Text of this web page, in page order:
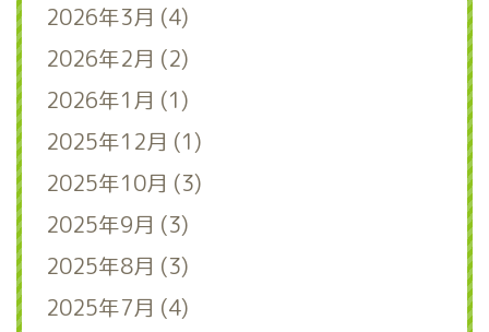
2026年3月 (4)
2026年2月 (2)
2026年1月 (1)
2025年12月 (1)
2025年10月 (3)
2025年9月 (3)
2025年8月 (3)
2025年7月 (4)